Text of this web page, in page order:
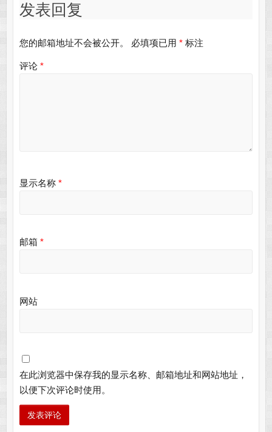
发表回复
您的邮箱地址不会被公开。 必填项已用 *标注
评论 *
显示名称 *
邮箱 *
网站
在此浏览器中保存我的显示名称、邮箱地址和网站地址，
以便下次评论时使用。